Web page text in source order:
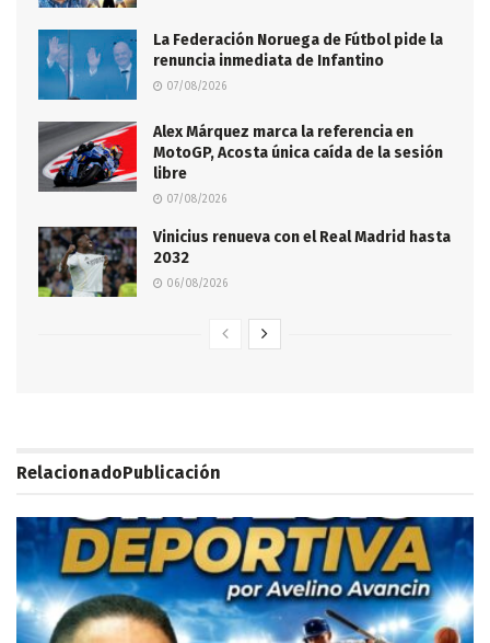
La Federación Noruega de Fútbol pide la
renuncia inmediata de Infantino
07/08/2026
Alex Márquez marca la referencia en
MotoGP, Acosta única caída de la sesión
libre
07/08/2026
Vinicius renueva con el Real Madrid hasta
2032
06/08/2026
RelacionadoPublicación